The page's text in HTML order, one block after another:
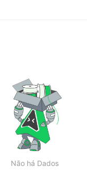
Não há Dados